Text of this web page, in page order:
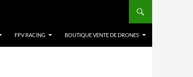
FPV RACING BOUTIQUE VENTE DE DRONES